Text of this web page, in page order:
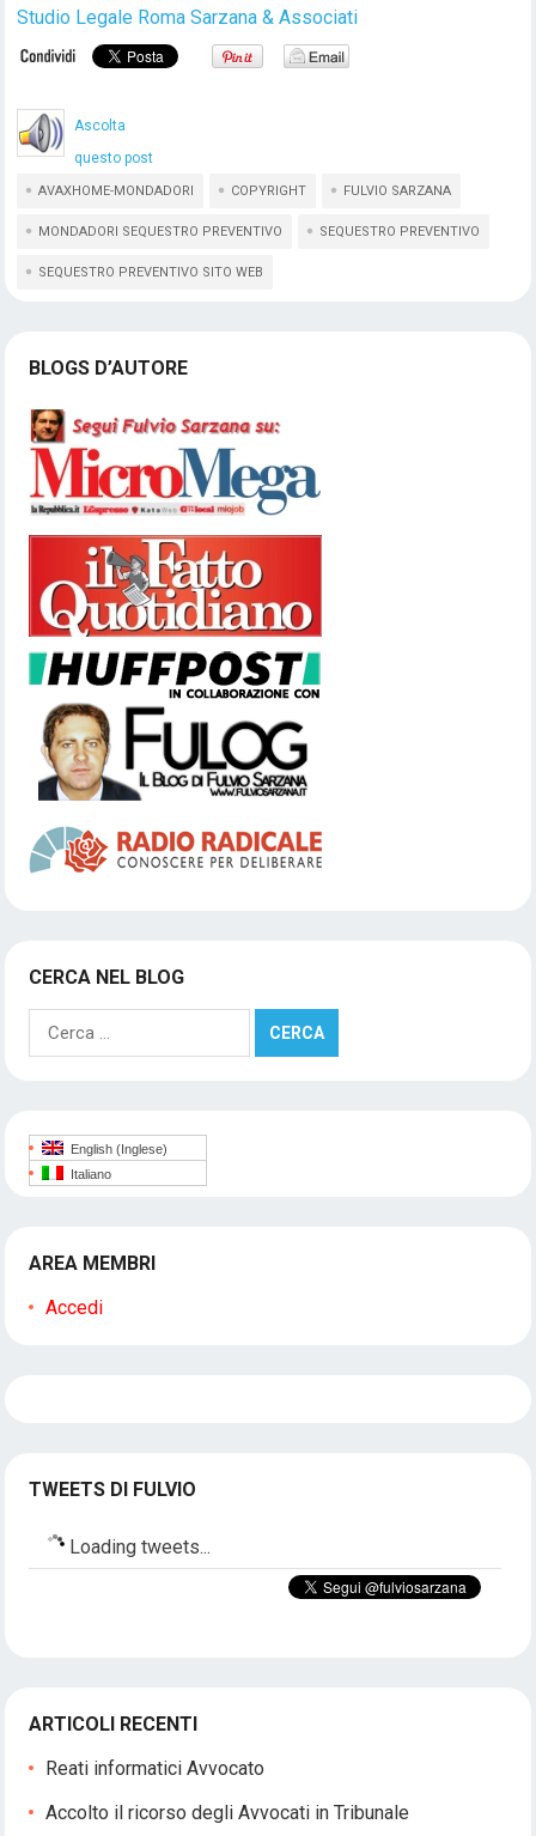
Studio Legale Roma Sarzana & Associati
Ascolta
questo post
AVAXHOME-MONDADORI COPYRIGHT FULVIO SARZANA
MONDADORI SEQUESTRO PREVENTIVO SEQUESTRO PREVENTIVO
SEQUESTRO PREVENTIVO SITO WEB
BLOGS D’AUTORE
CERCA NEL BLOG
Ricerca
per:
English (Inglese)
Italiano
AREA MEMBRI
Accedi
TWEETS DI FULVIO
Loading tweets...
ARTICOLI RECENTI
Reati informatici Avvocato
Accolto il ricorso degli Avvocati in Tribunale